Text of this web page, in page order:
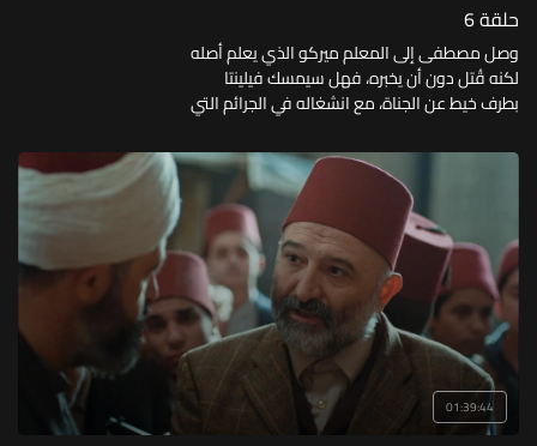
حلقة 6
وصل مصطفى إلى المعلم ميركو الذي يعلم أصله
لكنه قُتل دون أن يخبره، فهل سيمسك فيلينتا
بطرف خيط عن الجناة، مع انشغاله في الجرائم التي
01:39:44